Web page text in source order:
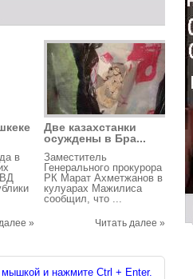
в
»
Две казахстанки
осуждены в Бра...
Заместитель
Генерального прокурора
РК Марат Ахметжанов в
кулуарах Мажилиса
сообщил, что ...
Читать далее »
и нажмите Ctrl + Enter.